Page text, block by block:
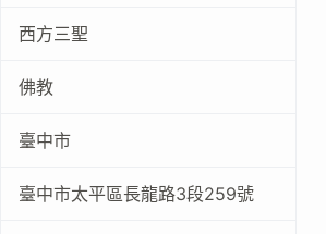
西方三聖
佛教
臺中市
臺中市太平區長龍路3段259號